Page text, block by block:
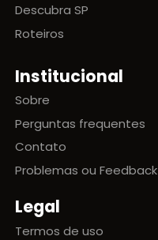
Descubra SP
Roteiros
Institucional
Sobre
Perguntas frequentes
Contato
Problemas ou Feedback
Legal
Termos de uso